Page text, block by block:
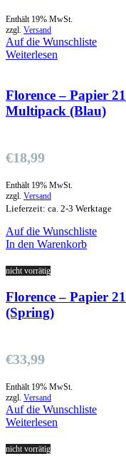
Enthält 19% MwSt.
zzgl. Versand
Auf die Wunschliste
Weiterlesen
Florence – Papier
Multipack (Blau)
€18,99
Enthält 19% MwSt.
zzgl. Versand
Lieferzeit: ca. 2-3 Werktage
Auf die Wunschliste
In den Warenkorb
nicht vorrätig
Florence – Papier
(Spring)
€33,99
Enthält 19% MwSt.
zzgl. Versand
Auf die Wunschliste
Weiterlesen
nicht vorrätig